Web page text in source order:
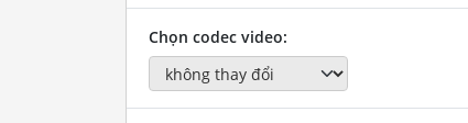
Chọn codec video: